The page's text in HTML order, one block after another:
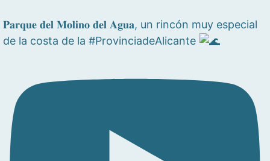
𝐏𝐚𝐫𝐪𝐮𝐞 𝐝𝐞𝐥 𝐌𝐨𝐥𝐢𝐧𝐨 𝐝𝐞𝐥 𝐀𝐠𝐮𝐚, un rincón muy especial
de la costa de la #ProvinciadeAlicante